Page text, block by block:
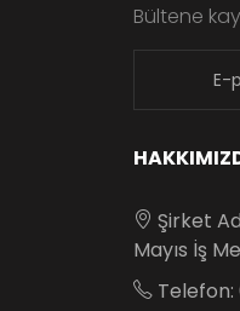
Bültene
Şirket
Mayıs İş